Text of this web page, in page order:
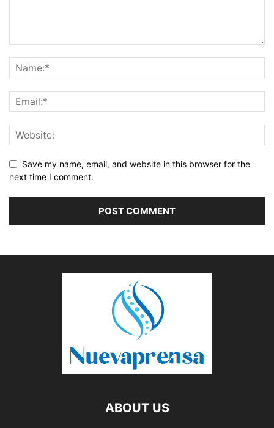
Save my name, email, and website in this browser for the
next time I comment.
ABOUT US